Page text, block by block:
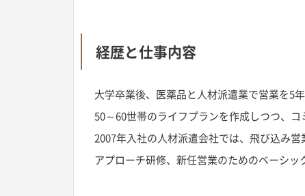
経歴と仕事内容
大学卒業後、医薬品と人材派遣業で営業を5
50～60世帯のライフプランを作成しつつ、
2007年入社の人材派遣会社では、飛び込み
アプローチ研修、新任営業のためのベーシッ